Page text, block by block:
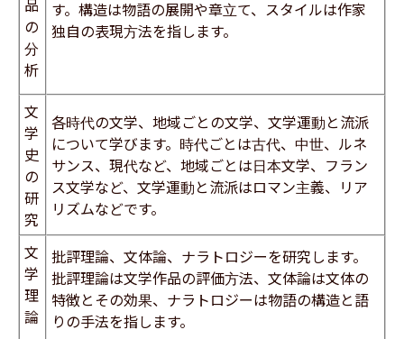
の
分
析
す。構造は物語の展開や章立て、スタイルは作家
独自の表現方法を指します。
文
学
史
の
研
究
各時代の文学、地域ごとの文学、文学運動と流派
について学びます。時代ごとは古代、中世、ルネ
サンス、現代など、地域ごとは日本文学、フラン
ス文学など、文学運動と流派はロマン主義、リア
リズムなどです。
文
学
理
論
批評理論、文体論、ナラトロジーを研究します。
批評理論は文学作品の評価方法、文体論は文体の
特徴とその効果、ナラトロジーは物語の構造と語
りの手法を指します。